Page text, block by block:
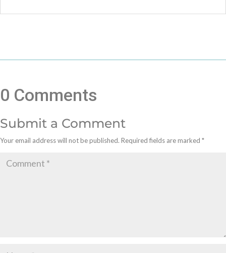
0 Comments
Submit a Comment
Your email address will not be published. Required fields are marked *